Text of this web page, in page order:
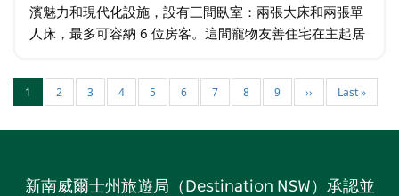
濱魅力和現代化設施，設有三間臥室：兩張大床和兩張單
人床，最多可容納 6 位房客。這間寵物友善住宅在主起居
1 2 3 4 5 6 7 8 9 ›› Last »
新南威爾士州旅遊局（Destination NSW）承認並